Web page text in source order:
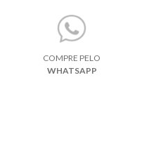
COMPRE PELO
WHATSAPP